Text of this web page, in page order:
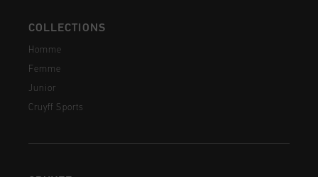
COLLECTIONS
Homme
Femme
Junior
Cruyff Sports